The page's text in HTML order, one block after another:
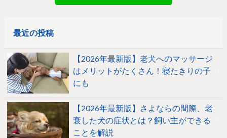
最近の投稿
【2026年最新版】老犬へのマッサージ
はメリットがたくさん！寝たきりの子
にも
【2026年最新版】さよならの間際、老
衰した犬の症状とは？飼い主ができる
ことを解説